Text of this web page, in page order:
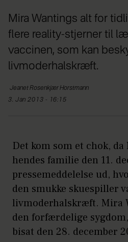
Mira Wantings alt for
flere reality-stjerner til
vaccinen, som kan
livmoderhalskræft.
JeanetRosenkjær Horstmann
3. Jan 2013 - 16:15
Det kom som et chok,
hendes familie den 11.
pressemeddelelse ud,
den smukke skuespiller
livmoderhalskræft. Mira
den forfærdelige
bisat den 28. december